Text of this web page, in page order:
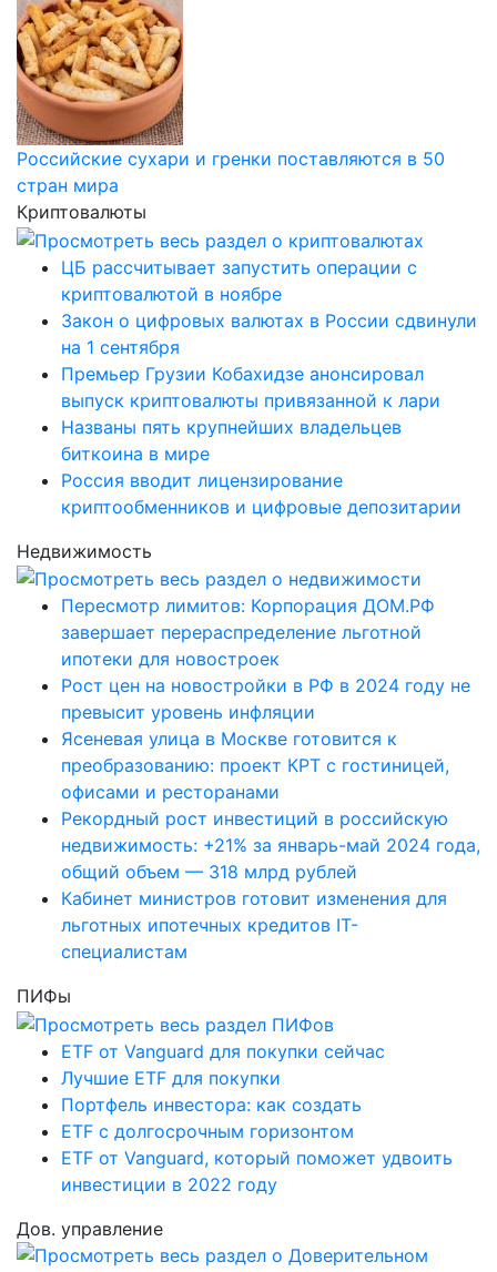
Российские сухари и гренки поставляются в 50
стран мира
Криптовалюты
ЦБ рассчитывает запустить операции с
криптовалютой в ноябре
Закон о цифровых валютах в России сдвинули
на 1 сентября
Премьер Грузии Кобахидзе анонсировал
выпуск криптовалюты привязанной к лари
Названы пять крупнейших владельцев
биткоина в мире
Россия вводит лицензирование
криптообменников и цифровые депозитарии
Недвижимость
Пересмотр лимитов: Корпорация ДОМ.РФ
завершает перераспределение льготной
ипотеки для новостроек
Рост цен на новостройки в РФ в 2024 году не
превысит уровень инфляции
Ясеневая улица в Москве готовится к
преобразованию: проект КРТ с гостиницей,
офисами и ресторанами
Рекордный рост инвестиций в российскую
недвижимость: +21% за январь-май 2024 года,
общий объем — 318 млрд рублей
Кабинет министров готовит изменения для
льготных ипотечных кредитов IT-
специалистам
ПИФы
ETF от Vanguard для покупки сейчас
Лучшие ETF для покупки
Портфель инвестора: как создать
ETF с долгосрочным горизонтом
ETF от Vanguard, который поможет удвоить
инвестиции в 2022 году
Дов. управление